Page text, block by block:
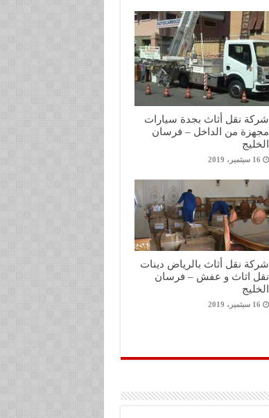
شركة نقل أثاث بجدة سيارات
مجهزة من الداخل – فرسان
الخليج
16 سبتمبر، 2019
شركة نقل أثاث بالرياض دينات
نقل اثاث و عفش – فرسان
الخليج
16 سبتمبر، 2019